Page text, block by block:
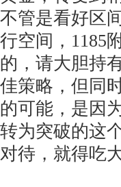
不管是看好区
行空间，1185
的，请大胆持
佳策略，但同
的可能，是因
转为突破的这
对待，就得吃